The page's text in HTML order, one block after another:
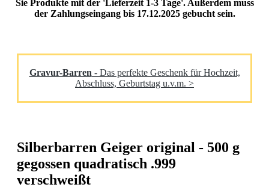
Sie Produkte mit der 'Lieferzeit 1-3 Tage'. Außerdem muss
der Zahlungseingang bis 17.12.2025 gebucht sein.
Gravur-Barren - Das perfekte Geschenk für Hochzeit,
Abschluss, Geburtstag u.v.m. >
Silberbarren Geiger original - 500 g
gegossen quadratisch .999
verschweißt